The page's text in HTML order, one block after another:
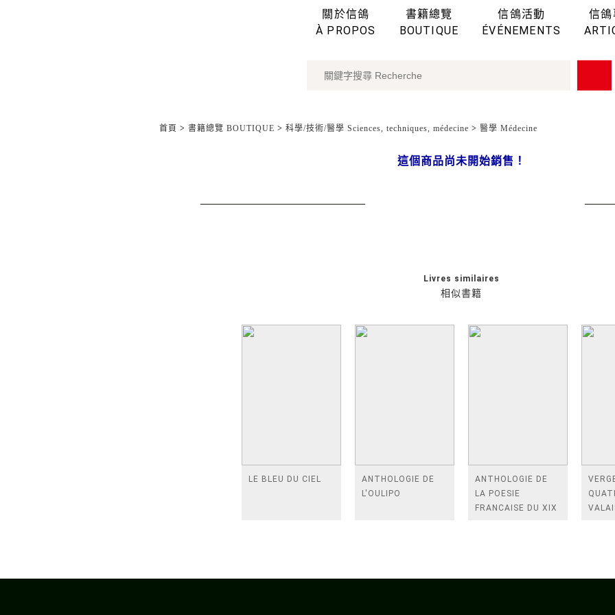
關於信鴿
À PROPOS
書籍總覽
BOUTIQUE
信鴿活動
ÉVÉNEMENTS
信鴿
首頁 > 書籍總覽 BOUTIQUE > 科學/技術/醫學 Sciences, techniques, médecine > 醫學 Médecine
這個商品尚未開始銷售！
相似書籍
Livres similaires
LE BLEU DU CIEL
ANTHOLOGIE DE
L'OULIPO
ANTHOLOGIE DE
LA POESIE
FRANCAISE DU XIX